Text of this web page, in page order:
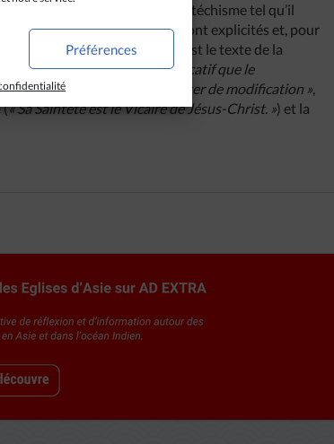
Préférences
livre s’apparente plus au catéchisme tel qu’il
Les dix commandements sont explicités et, pour
citation de la Bible, c’est le texte de la
est repris.« Il est très significatif que le
correcte et sans y apporter de modification »,
(« Sa Sainteté est le Vicaire de Jésus-Christ. ») et la